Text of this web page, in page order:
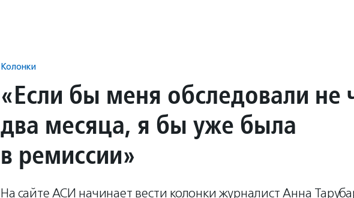
Колонки
«Если бы меня обследовали не
два месяца, я бы уже была
в ремиссии»
На сайте АСИ начинает вести колонки журналист Анна